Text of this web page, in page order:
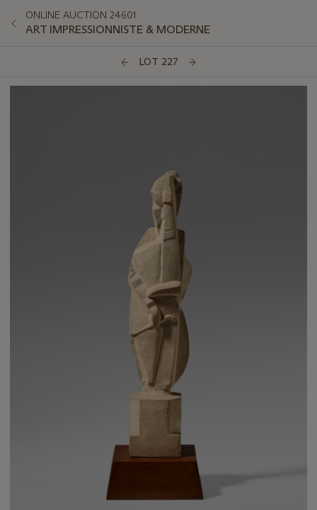
ONLINE AUCTION 24601
ART IMPRESSIONNISTE & MODERNE
LOT 227